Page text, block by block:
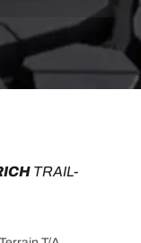
TRAIL-